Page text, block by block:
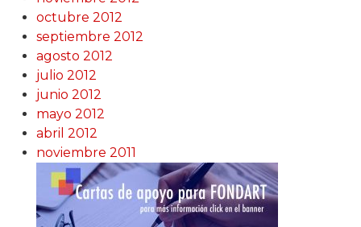
octubre 2012
septiembre 2012
agosto 2012
julio 2012
junio 2012
mayo 2012
abril 2012
noviembre 2011